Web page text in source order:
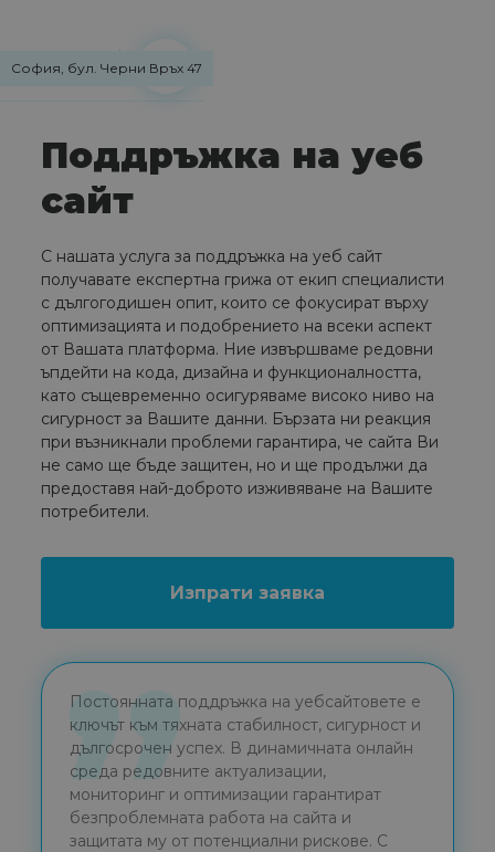
София, бул. Черни Връх 47
Поддръжка на уеб
сайт
С нашата услуга за поддръжка на уеб сайт
получавате експертна грижа от екип специалисти
с дългогодишен опит, които се фокусират върху
оптимизацията и подобрението на всеки аспект
от Вашата платформа. Ние извършваме редовни
ъпдейти на кода, дизайна и функционалността,
като същевременно осигуряваме високо ниво на
сигурност за Вашите данни. Бързата ни реакция
при възникнали проблеми гарантира, че сайта Ви
не само ще бъде защитен, но и ще продължи да
предоставя най-доброто изживяване на Вашите
потребители.
Изпрати заявка
Постоянната поддръжка на уебсайтовете е
ключът към тяхната стабилност, сигурност и
дългосрочен успех. В динамичната онлайн
среда редовните актуализации,
мониторинг и оптимизации гарантират
безпроблемната работа на сайта и
защитата му от потенциални рискове. С